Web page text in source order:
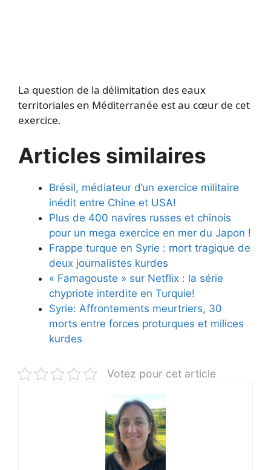
La question de la délimitation des eaux
territoriales en Méditerranée est au cœur de cet
exercice.
Articles similaires
Brésil, médiateur d’un exercice militaire
inédit entre Chine et USA!
Plus de 400 navires russes et chinois
pour un mega exercice en mer du Japon !
Frappe turque en Syrie : mort tragique de
deux journalistes kurdes
« Famagouste » sur Netflix : la série
chypriote interdite en Turquie!
Syrie: Affrontements meurtriers, 30
morts entre forces proturques et milices
kurdes
Votez pour cet article